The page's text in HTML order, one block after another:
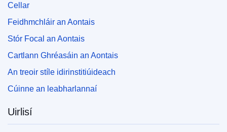
Cellar
Feidhmchláir an Aontais
Stór Focal an Aontais
Cartlann Ghréasáin an Aontais
An treoir stíle idirinstitiúideach
Cúinne an leabharlannaí
Uirlisí